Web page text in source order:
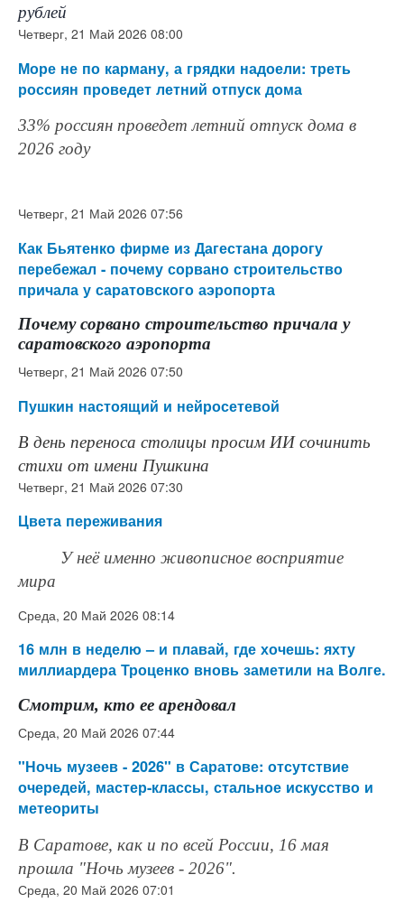
рублей
Четверг, 21 Май 2026 08:00
Море не по карману, а грядки надоели: треть
россиян проведет летний отпуск дома
33% россиян проведет летний отпуск дома в
2026 году
Четверг, 21 Май 2026 07:56
Как Бьятенко фирме из Дагестана дорогу
перебежал - почему сорвано строительство
причала у саратовского аэропорта
Почему сорвано строительство причала у
саратовского аэропорта
Четверг, 21 Май 2026 07:50
Пушкин настоящий и нейросетевой
В день переноса столицы просим ИИ сочинить
стихи от имени Пушкина
Четверг, 21 Май 2026 07:30
Цвета переживания
У неё именно живописное восприятие
мира
Среда, 20 Май 2026 08:14
16 млн в неделю – и плавай, где хочешь: яхту
миллиардера Троценко вновь заметили на Волге.
Смотрим, кто ее арендовал
Среда, 20 Май 2026 07:44
"Ночь музеев - 2026" в Саратове: отсутствие
очередей, мастер-классы, стальное искусство и
метеориты
В Саратове, как и по всей России, 16 мая
прошла "Ночь музеев - 2026".
Среда, 20 Май 2026 07:01